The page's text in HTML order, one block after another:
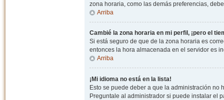
zona horaria, como las demás preferencias,
Arriba
Cambié la zona horaria en mi perfil, ¡pero el
Si está seguro de que de la zona horaria es
entonces la hora almacenada en el servidor es
Arriba
¡Mi idioma no está en la lista!
Esto se puede deber a que la administración no
Preguntale al administrador si puede instalar el